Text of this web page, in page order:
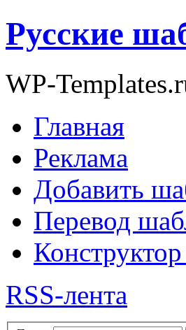
Русские
WP-
Главная
Реклама
Добавить
Перевод
RSS-лента